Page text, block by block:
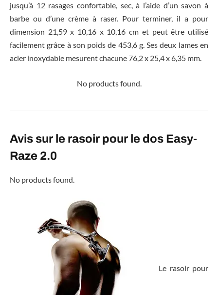
jusqu’à 12 rasages confortable, sec, à l’aide d’un savon à
barbe ou d’une crème à raser. Pour terminer, il a pour
dimension 21,59 x 10,16 x 10,16 cm et peut être utilisé
facilement grâce à son poids de 453,6 g. Ses deux lames en
acier inoxydable mesurent chacune 76,2 x 25,4 x 6,35 mm.
No products found.
Avis sur le rasoir pour le dos Easy-
Raze 2.0
No products found.
Le rasoir pour